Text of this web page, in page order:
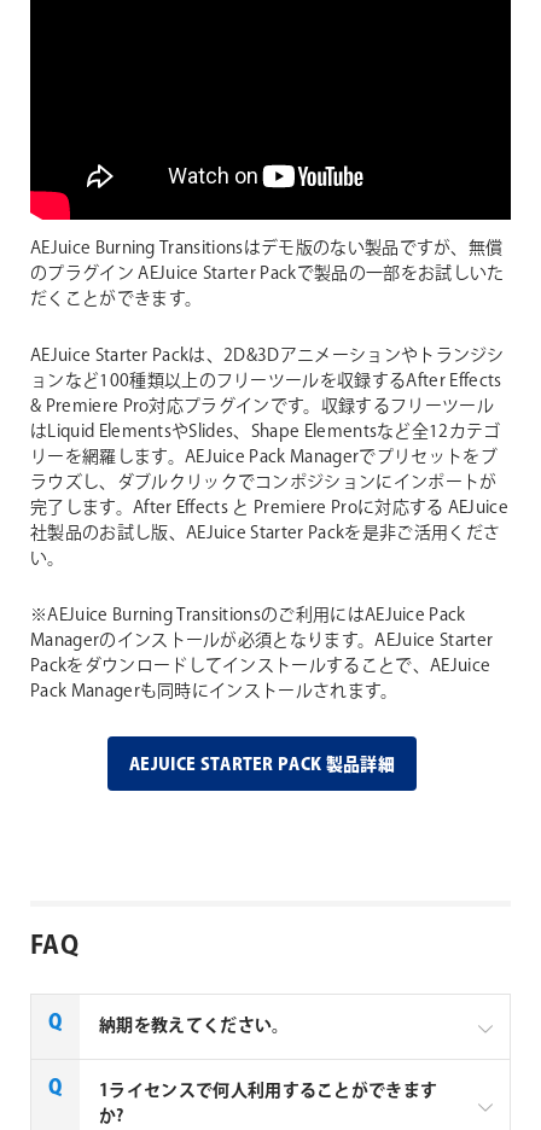
AEJuice Burning Transitionsはデモ版のない製品ですが、無償
のプラグイン AEJuice Starter Packで製品の一部をお試しいた
だくことができます。
AEJuice Starter Packは、2D&3Dアニメーションやトランジシ
ョンなど100種類以上のフリーツールを収録するAfter Effects
& Premiere Pro対応プラグインです。収録するフリーツール
はLiquid ElementsやSlides、Shape Elementsなど全12カテゴ
リーを網羅します。AEJuice Pack Managerでプリセットをブ
ラウズし、ダブルクリックでコンポジションにインポートが
完了します。After Effects と Premiere Proに対応する AEJuice
社製品のお試し版、AEJuice Starter Packを是非ご活用くださ
い。
※AEJuice Burning Transitionsのご利用にはAEJuice Pack
Managerのインストールが必須となります。AEJuice Starter
Packをダウンロードしてインストールすることで、AEJuice
Pack Managerも同時にインストールされます。
AEJUICE STARTER PACK 製品詳細
FAQ
納期を教えてください。
AEJuice社の全製品はご注文から1～2営業日での納品
となります。
1ライセンスで何人利用することができます
か?